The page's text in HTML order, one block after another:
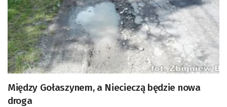
Między Gołaszynem, a Niecieczą będzie nowa
droga